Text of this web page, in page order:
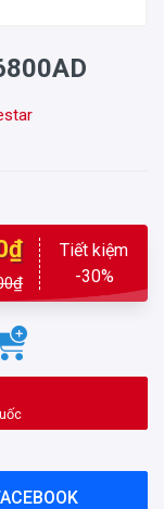
Tiết kiệm
-30%